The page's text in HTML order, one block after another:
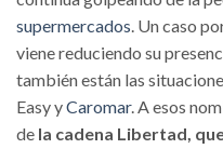
supermercados. Un caso
viene reduciendo su
también están las
Easy yCaromar. A esos
de la cadena Libertad,